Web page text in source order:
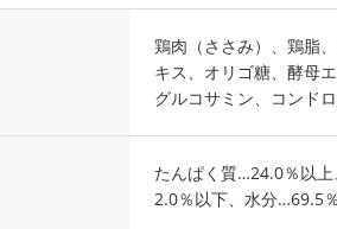
鶏肉（ささみ）、鶏脂
キス、オリゴ糖、酵母
グルコサミン、コンド
たんぱく質…24.0％以
2.0％以下、水分…69.5